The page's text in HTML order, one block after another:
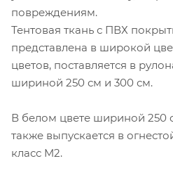
повреждениям.
Тентовая ткань с ПВХ
представлена в широкой
цветов, поставляется в
шириной 250 см и 300 см.
В белом цвете шириной 250
также выпускается в
класс M2.